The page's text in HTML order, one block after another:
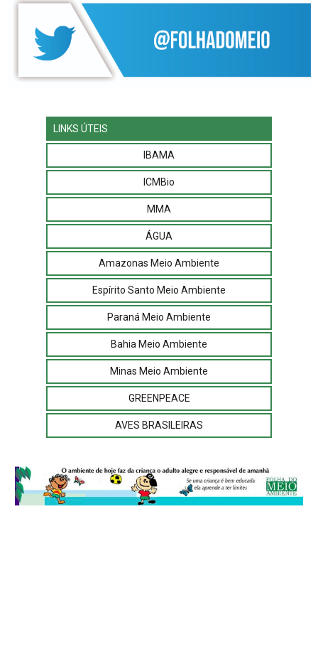
LINKS ÚTEIS
IBAMA
ICMBio
MMA
ÁGUA
Amazonas Meio Ambiente
Espírito Santo Meio Ambiente
Paraná Meio Ambiente
Bahia Meio Ambiente
Minas Meio Ambiente
GREENPEACE
AVES BRASILEIRAS